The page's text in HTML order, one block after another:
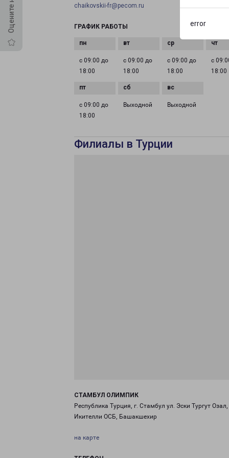
error
chaikovskii-fr@pecom.ru
ГРАФИК РАБОТЫ
с 09:00 до
18:00
с 09:00 до
18:00
с 09:00 до
18:00
с
18:00
с 09:00 до
18:00
Выходной Выходной
Филиалы в Турции
СТАМБУЛ ОЛИМПИК
Республика Турция, г. Стамбул ул. Эски Тургут Озал,
Икителли ОСБ, Башакшехир
на карте